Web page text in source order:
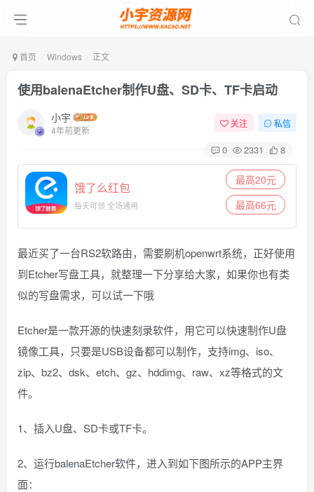
首页 Windows 正文
使用balenaEtcher制作U盘、SD卡、TF卡启动
小宇
4年前更新
关注 私信
0 2331 8
饿了么红包
每天可领 全场通用
最高20元
最高66元
最近买了一台RS2软路由，需要刷机openwrt系统，正好使用
到Etcher写盘工具，就整理一下分享给大家，如果你也有类
似的写盘需求，可以试一下哦
Etcher是一款开源的快速刻录软件，用它可以快速制作U盘
镜像工具，只要是USB设备都可以制作，支持img、iso、
zip、bz2、dsk、etch、gz、hddimg、raw、xz等格式的文
件。
1、插入U盘、SD卡或TF卡。
2、运行balenaEtcher软件，进入到如下图所示的APP主界
面：